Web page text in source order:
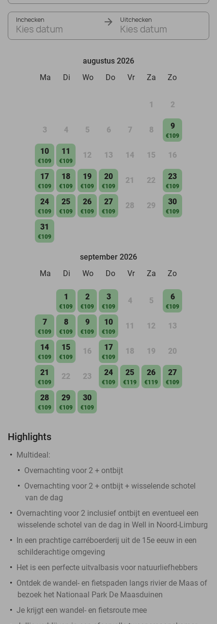
Inchecken
Kies datum
Uitchecken
Kies datum
augustus 2026
Ma
Di Wo Do Vr Za Zo
1 2
3 4 5 6 7 8 9
€109
10
€109
11
€109
12 13 14 15 16
17
€109
18
€109
19
€109
20
€109
21 22 23
€109
24
€109
25
€109
26
€109
27
€109
28 29 30
€109
31
€109
september 2026
Ma
Di Wo Do Vr Za Zo
1
€109
2
€109
3
€109
4 5 6
€109
7
€109
8
€109
9
€109
10
€109
11 12 13
14
€109
15
€109
16 17
€109
18 19 20
21
€109
22 23 24
€109
25
€119
26
€119
27
€109
28
€109
29
€109
30
€109
Highlights
Multideal:
Overnachting voor 2 + ontbijt
Overnachting voor 2 + ontbijt + wisselende schotel
van de dag
Overnachting voor 2 inclusief ontbijt en eventueel een
wisselende schotel van de dag in Well in Noord-Limburg
In een prachtige carréboerderij uit de 15e eeuw in een
schilderachtige omgeving
Het is een perfecte uitvalbasis voor natuurliefhebbers
Ontdek de wandel- en fietspaden langs rivier de Maas of
bezoek het Nationaal Park De Maasduinen
Je krijgt een wandel- en fietsroute mee